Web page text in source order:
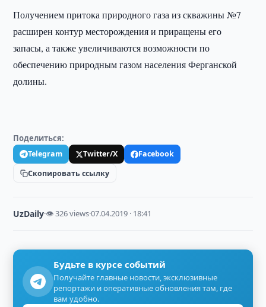
Получением притока природного газа из скважины №7
расширен контур месторождения и приращены его
запасы, а также увеличиваются возможности по
обеспечению природным газом населения Ферганской
долины.
Поделиться:
Telegram Twitter/X
Facebook
Скопировать ссылку
UzDaily·👁 326 views·07.04.2019 · 18:41
Будьте в курсе событий
Получайте главные новости, эксклюзивные
репортажи и оперативные обновления там, где
вам удобно.